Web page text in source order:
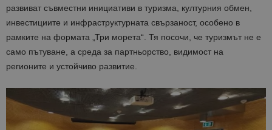
развиват съвместни инициативи в туризма, културния обмен,
инвестициите и инфраструктурната свързаност, особено в
рамките на формата „Три морета“. Тя посочи, че туризмът не е
само пътуване, а среда за партньорство, видимост на
регионите и устойчиво развитие.